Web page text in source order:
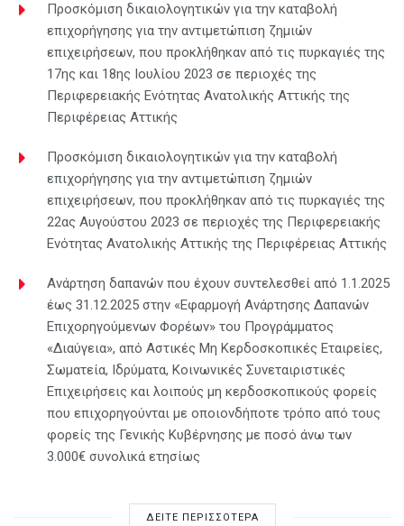
Προσκόμιση δικαιολογητικών για την καταβολή
επιχορήγησης για την αντιμετώπιση ζημιών
επιχειρήσεων, που προκλήθηκαν από τις πυρκαγιές της
17ης και 18ης Ιουλίου 2023 σε περιοχές της
Περιφερειακής Ενότητας Ανατολικής Αττικής της
Περιφέρειας Αττικής
Προσκόμιση δικαιολογητικών για την καταβολή
επιχορήγησης για την αντιμετώπιση ζημιών
επιχειρήσεων, που προκλήθηκαν από τις πυρκαγιές της
22ας Αυγούστου 2023 σε περιοχές της Περιφερειακής
Ενότητας Ανατολικής Αττικής της Περιφέρειας Αττικής
Ανάρτηση δαπανών που έχουν συντελεσθεί από 1.1.2025
έως 31.12.2025 στην «Εφαρμογή Ανάρτησης Δαπανών
Επιχορηγούμενων Φορέων» του Προγράμματος
«Διαύγεια», από Αστικές Μη Κερδοσκοπικές Εταιρείες,
Σωματεία, Ιδρύματα, Κοινωνικές Συνεταιριστικές
Επιχειρήσεις και λοιπούς μη κερδοσκοπικούς φορείς
που επιχορηγούνται με οποιονδήποτε τρόπο από τους
φορείς της Γενικής Κυβέρνησης με ποσό άνω των
3.000€ συνολικά ετησίως
ΔΕΙΤΕ ΠΕΡΙΣΣΟΤΕΡΑ